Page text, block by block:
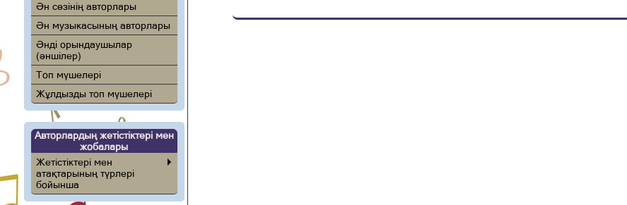
Ән сөзінің авторлары
Ән музыкасының авторлары
Әнді орындаушылар
(әншілер)
Топ мүшелері
Жұлдызды топ мүшелері
Авторлардың жетістіктері мен
жобалары
Жетістіктері мен
атақтарының түрлері
бойынша